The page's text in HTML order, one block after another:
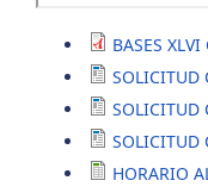
BASES
SOLICITUD
SOLICITUD
SOLICITUD
HORARIO